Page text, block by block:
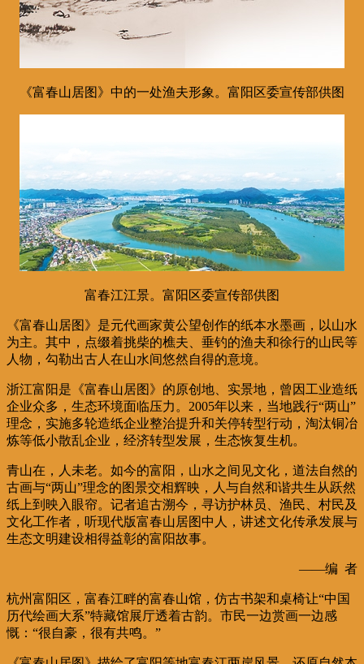
《富春山居图》中的一处渔夫形象。富阳区委宣传部供图
富春江江景。富阳区委宣传部供图
《富春山居图》是元代画家黄公望创作的纸本水墨画，以山水
为主。其中，点缀着挑柴的樵夫、垂钓的渔夫和徐行的山民等
人物，勾勒出古人在山水间悠然自得的意境。
浙江富阳是《富春山居图》的原创地、实景地，曾因工业造纸
企业众多，生态环境面临压力。2005年以来，当地践行“两山”
理念，实施多轮造纸企业整治提升和关停转型行动，淘汰铜冶
炼等低小散乱企业，经济转型发展，生态恢复生机。
青山在，人未老。如今的富阳，山水之间见文化，道法自然的
古画与“两山”理念的图景交相辉映，人与自然和谐共生从跃然
纸上到映入眼帘。记者追古溯今，寻访护林员、渔民、村民及
文化工作者，听现代版富春山居图中人，讲述文化传承发展与
生态文明建设相得益彰的富阳故事。
——编 者
杭州富阳区，富春江畔的富春山馆，仿古书架和桌椅让“中国
历代绘画大系”特藏馆展厅透着古韵。市民一边赏画一边感
慨：“很自豪，很有共鸣。”